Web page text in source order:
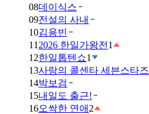
08데이식스
09전설의 사내
10김용빈
11 2026 한일가왕전 1
12한일톱텐쇼1
13사랑의 콜센타 세븐스타즈
14박보검
15내일도 출근!
16오싹한 연애 2